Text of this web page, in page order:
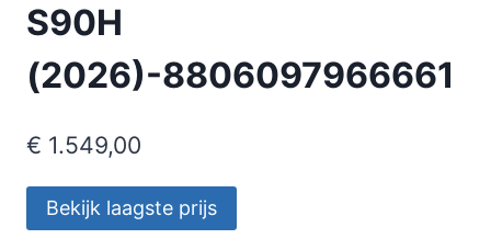
S90H
(2026)-8806097966661
€ 1.549,00
Bekijk laagste prijs